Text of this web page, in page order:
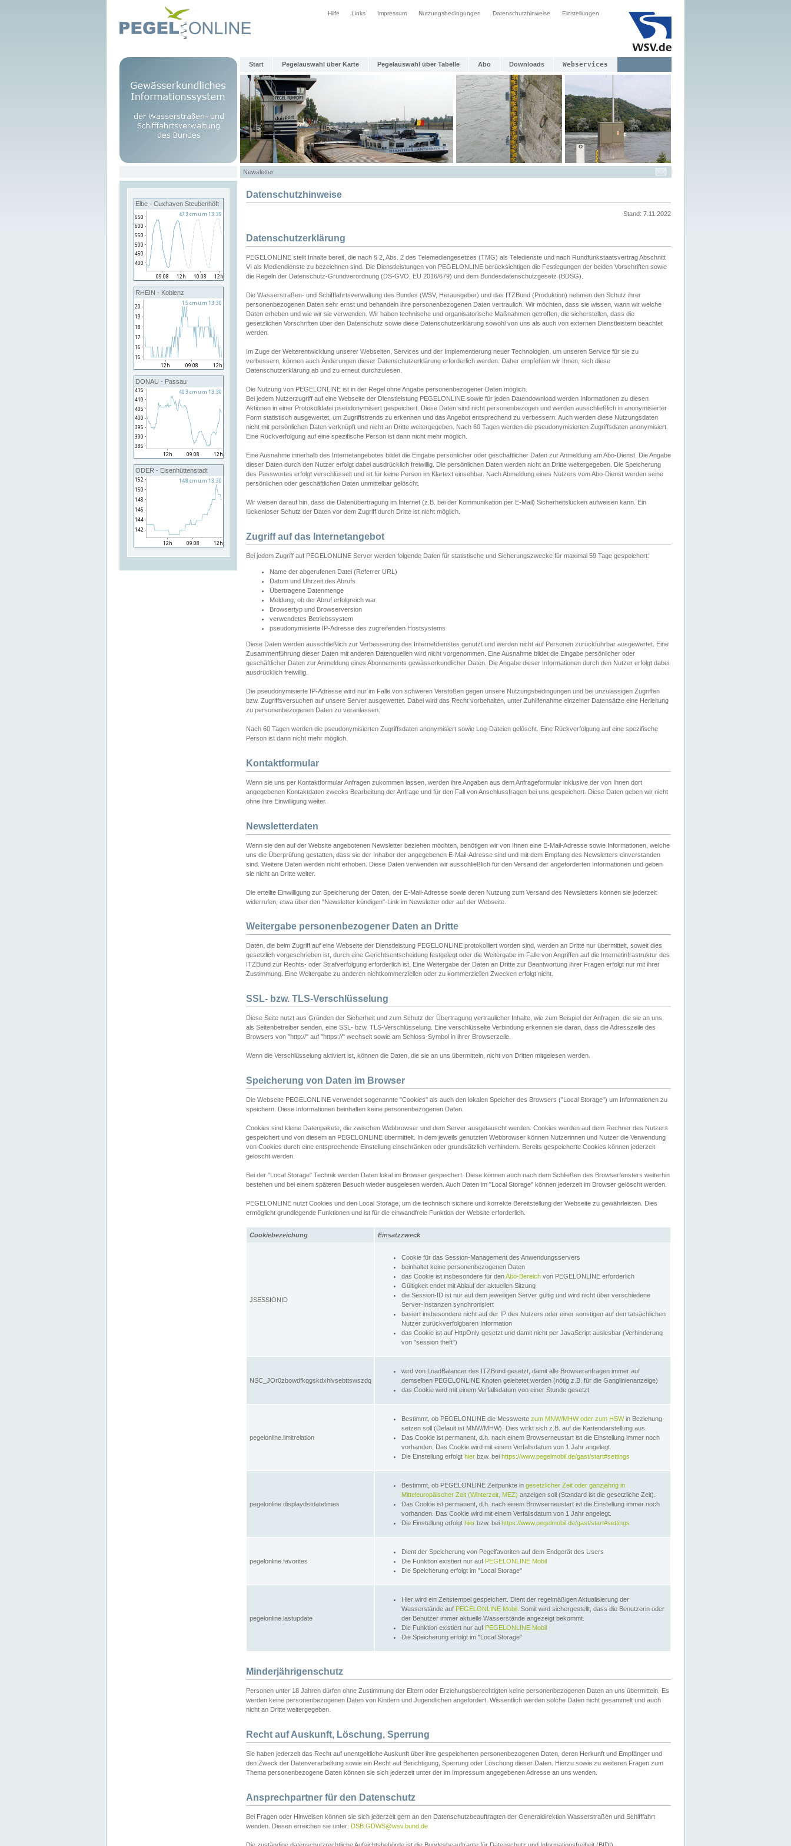
Hilfe Links Impressum Nutzungsbedingungen Datenschutzhinweise Einstellungen
Start Pegelauswahl über Karte Pegelauswahl über Tabelle Abo Downloads Webservices
Newsletter
Elbe - Cuxhaven Steubenhöft
RHEIN - Koblenz
DONAU - Passau
ODER - Eisenhüttenstadt
Datenschutzhinweise
Stand: 7.11.2022
Datenschutzerklärung
PEGELONLINE stellt Inhalte bereit, die nach § 2, Abs. 2 des Telemediengesetzes (TMG) als Teledienste und nach Rundfunkstaatsvertrag Abschnitt
VI als Mediendienste zu bezeichnen sind. Die Dienstleistungen von PEGELONLINE berücksichtigen die Festlegungen der beiden Vorschriften sowie
die Regeln der Datenschutz-Grundverordnung (DS-GVO, EU 2016/679) und dem Bundesdatenschutzgesetz (BDSG).
Die Wasserstraßen- und Schifffahrtsverwaltung des Bundes (WSV, Herausgeber) und das ITZBund (Produktion) nehmen den Schutz ihrer
personenbezogenen Daten sehr ernst und behandeln ihre personenbezogenen Daten vertraulich. Wir möchten, dass sie wissen, wann wir welche
Daten erheben und wie wir sie verwenden. Wir haben technische und organisatorische Maßnahmen getroffen, die sicherstellen, dass die
gesetzlichen Vorschriften über den Datenschutz sowie diese Datenschutzerklärung sowohl von uns als auch von externen Dienstleistern beachtet
werden.
Im Zuge der Weiterentwicklung unserer Webseiten, Services und der Implementierung neuer Technologien, um unseren Service für sie zu
verbessern, können auch Änderungen dieser Datenschutzerklärung erforderlich werden. Daher empfehlen wir Ihnen, sich diese
Datenschutzerklärung ab und zu erneut durchzulesen.
Die Nutzung von PEGELONLINE ist in der Regel ohne Angabe personenbezogener Daten möglich.
Bei jedem Nutzerzugriff auf eine Webseite der Dienstleistung PEGELONLINE sowie für jeden Datendownload werden Informationen zu diesen
Aktionen in einer Protokolldatei pseudonymisiert gespeichert. Diese Daten sind nicht personenbezogen und werden ausschließlich in anonymisierter
Form statistisch ausgewertet, um Zugriffstrends zu erkennen und das Angebot entsprechend zu verbessern. Auch werden diese Nutzungsdaten
nicht mit persönlichen Daten verknüpft und nicht an Dritte weitergegeben. Nach 60 Tagen werden die pseudonymisierten Zugriffsdaten anonymisiert.
Eine Rückverfolgung auf eine spezifische Person ist dann nicht mehr möglich.
Eine Ausnahme innerhalb des Internetangebotes bildet die Eingabe persönlicher oder geschäftlicher Daten zur Anmeldung am Abo-Dienst. Die Angabe
dieser Daten durch den Nutzer erfolgt dabei ausdrücklich freiwillig. Die persönlichen Daten werden nicht an Dritte weitergegeben. Die Speicherung
des Passwortes erfolgt verschlüsselt und ist für keine Person im Klartext einsehbar. Nach Abmeldung eines Nutzers vom Abo-Dienst werden seine
persönlichen oder geschäftlichen Daten unmittelbar gelöscht.
Wir weisen darauf hin, dass die Datenübertragung im Internet (z.B. bei der Kommunikation per E-Mail) Sicherheitslücken aufweisen kann. Ein
lückenloser Schutz der Daten vor dem Zugriff durch Dritte ist nicht möglich.
Zugriff auf das Internetangebot
Bei jedem Zugriff auf PEGELONLINE Server werden folgende Daten für statistische und Sicherungszwecke für maximal 59 Tage gespeichert:
Name der abgerufenen Datei (Referrer URL)
Datum und Uhrzeit des Abrufs
Übertragene Datenmenge
Meldung, ob der Abruf erfolgreich war
Browsertyp und Browserversion
verwendetes Betriebssystem
pseudonymisierte IP-Adresse des zugreifenden Hostsystems
Diese Daten werden ausschließlich zur Verbesserung des Internetdienstes genutzt und werden nicht auf Personen zurückführbar ausgewertet. Eine
Zusammenführung dieser Daten mit anderen Datenquellen wird nicht vorgenommen. Eine Ausnahme bildet die Eingabe persönlicher oder
geschäftlicher Daten zur Anmeldung eines Abonnements gewässerkundlicher Daten. Die Angabe dieser Informationen durch den Nutzer erfolgt dabei
ausdrücklich freiwillig.
Die pseudonymisierte IP-Adresse wird nur im Falle von schweren Verstößen gegen unsere Nutzungsbedingungen und bei unzulässigen Zugriffen
bzw. Zugriffsversuchen auf unsere Server ausgewertet. Dabei wird das Recht vorbehalten, unter Zuhilfenahme einzelner Datensätze eine Herleitung
zu personenbezogenen Daten zu veranlassen.
Nach 60 Tagen werden die pseudonymisierten Zugriffsdaten anonymisiert sowie Log-Dateien gelöscht. Eine Rückverfolgung auf eine spezifische
Person ist dann nicht mehr möglich.
Kontaktformular
Wenn sie uns per Kontaktformular Anfragen zukommen lassen, werden ihre Angaben aus dem Anfrageformular inklusive der von Ihnen dort
angegebenen Kontaktdaten zwecks Bearbeitung der Anfrage und für den Fall von Anschlussfragen bei uns gespeichert. Diese Daten geben wir nicht
ohne ihre Einwilligung weiter.
Newsletterdaten
Wenn sie den auf der Website angebotenen Newsletter beziehen möchten, benötigen wir von Ihnen eine E-Mail-Adresse sowie Informationen, welche
uns die Überprüfung gestatten, dass sie der Inhaber der angegebenen E-Mail-Adresse sind und mit dem Empfang des Newsletters einverstanden
sind. Weitere Daten werden nicht erhoben. Diese Daten verwenden wir ausschließlich für den Versand der angeforderten Informationen und geben
sie nicht an Dritte weiter.
Die erteilte Einwilligung zur Speicherung der Daten, der E-Mail-Adresse sowie deren Nutzung zum Versand des Newsletters können sie jederzeit
widerrufen, etwa über den "Newsletter kündigen"-Link im Newsletter oder auf der Webseite.
Weitergabe personenbezogener Daten an Dritte
Daten, die beim Zugriff auf eine Webseite der Dienstleistung PEGELONLINE protokolliert worden sind, werden an Dritte nur übermittelt, soweit dies
gesetzlich vorgeschrieben ist, durch eine Gerichtsentscheidung festgelegt oder die Weitergabe im Falle von Angriffen auf die Internetinfrastruktur des
ITZBund zur Rechts- oder Strafverfolgung erforderlich ist. Eine Weitergabe der Daten an Dritte zur Beantwortung ihrer Fragen erfolgt nur mit ihrer
Zustimmung. Eine Weitergabe zu anderen nichtkommerziellen oder zu kommerziellen Zwecken erfolgt nicht.
SSL- bzw. TLS-Verschlüsselung
Diese Seite nutzt aus Gründen der Sicherheit und zum Schutz der Übertragung vertraulicher Inhalte, wie zum Beispiel der Anfragen, die sie an uns
als Seitenbetreiber senden, eine SSL- bzw. TLS-Verschlüsselung. Eine verschlüsselte Verbindung erkennen sie daran, dass die Adresszeile des
Browsers von "http://" auf "https://" wechselt sowie am Schloss-Symbol in ihrer Browserzeile.
Wenn die Verschlüsselung aktiviert ist, können die Daten, die sie an uns übermitteln, nicht von Dritten mitgelesen werden.
Speicherung von Daten im Browser
Die Webseite PEGELONLINE verwendet sogenannte "Cookies" als auch den lokalen Speicher des Browsers ("Local Storage") um Informationen zu
speichern. Diese Informationen beinhalten keine personenbezogenen Daten.
Cookies sind kleine Datenpakete, die zwischen Webbrowser und dem Server ausgetauscht werden. Cookies werden auf dem Rechner des Nutzers
gespeichert und von diesem an PEGELONLINE übermittelt. In dem jeweils genutzten Webbrowser können Nutzerinnen und Nutzer die Verwendung
von Cookies durch eine entsprechende Einstellung einschränken oder grundsätzlich verhindern. Bereits gespeicherte Cookies können jederzeit
gelöscht werden.
Bei der "Local Storage" Technik werden Daten lokal im Browser gespeichert. Diese können auch nach dem Schließen des Browserfensters weiterhin
bestehen und bei einem späteren Besuch wieder ausgelesen werden. Auch Daten im "Local Storage" können jederzeit im Browser gelöscht werden.
PEGELONLINE nutzt Cookies und den Local Storage, um die technisch sichere und korrekte Bereitstellung der Webseite zu gewährleisten. Dies
ermöglicht grundlegende Funktionen und ist für die einwandfreie Funktion der Website erforderlich.
Cookiebezeichung Einsatzzweck
JSESSIONID
Cookie für das Session-Management des Anwendungsservers
beinhaltet keine personenbezogenen Daten
das Cookie ist insbesondere für denAbo-Bereich von PEGELONLINE erforderlich
Gültigkeit endet mit Ablauf der aktuellen Sitzung
die Session-ID ist nur auf dem jeweiligen Server gültig und wird nicht über verschiedene
Server-Instanzen synchronisiert
basiert insbesondere nicht auf der IP des Nutzers oder einer sonstigen auf den tatsächlichen
Nutzer zurückverfolgbaren Information
das Cookie ist auf HttpOnly gesetzt und damit nicht per JavaScript auslesbar (Verhinderung
von "session theft")
NSC_JOr0zbowdfkqgskdxhlvsebttswszdq
wird von LoadBalancer des ITZBund gesetzt, damit alle Browseranfragen immer auf
demselben PEGELONLINE Knoten geleitetet werden (nötig z.B. für die Ganglinienanzeige)
das Cookie wird mit einem Verfallsdatum von einer Stunde gesetzt
pegelonline.limitrelation
Bestimmt, ob PEGELONLINE die Messwerte zum MNW/MHW oder zum HSWin Beziehung
setzen soll (Default ist MNW/MHW). Dies wirkt sich z.B. auf die Kartendarstellung aus.
Das Cookie ist permanent, d.h. nach einem Browserneustart ist die Einstellung immer noch
vorhanden. Das Cookie wird mit einem Verfallsdatum von 1 Jahr angelegt.
Die Einstellung erfolgt hier bzw. bei https://www.pegelmobil.de/gast/start#settings
pegelonline.displaydstdatetimes
Bestimmt, ob PEGELONLINE Zeitpunkte in gesetzlicher Zeit oder ganzjährig in
Mitteleuropäischer Zeit (Winterzeit, MEZ) anzeigen soll (Standard ist die gesetzliche Zeit).
Das Cookie ist permanent, d.h. nach einem Browserneustart ist die Einstellung immer noch
vorhanden. Das Cookie wird mit einem Verfallsdatum von 1 Jahr angelegt.
Die Einstellung erfolgt hier bzw. bei https://www.pegelmobil.de/gast/start#settings
pegelonline.favorites
Dient der Speicherung von Pegelfavoriten auf dem Endgerät des Users
Die Funktion existiert nur auf PEGELONLINE Mobil
Die Speicherung erfolgt im "Local Storage"
pegelonline.lastupdate
Hier wird ein Zeitstempel gespeichert. Dient der regelmäßigen Aktualisierung der
Wasserstände auf PEGELONLINE Mobil . Somit wird sichergestellt, dass die Benutzerin oder
der Benutzer immer aktuelle Wasserstände angezeigt bekommt.
Die Funktion existiert nur auf PEGELONLINE Mobil
Die Speicherung erfolgt im "Local Storage"
Minderjährigenschutz
Personen unter 18 Jahren dürfen ohne Zustimmung der Eltern oder Erziehungsberechtigten keine personenbezogenen Daten an uns übermitteln. Es
werden keine personenbezogenen Daten von Kindern und Jugendlichen angefordert. Wissentlich werden solche Daten nicht gesammelt und auch
nicht an Dritte weitergegeben.
Recht auf Auskunft, Löschung, Sperrung
Sie haben jederzeit das Recht auf unentgeltliche Auskunft über ihre gespeicherten personenbezogenen Daten, deren Herkunft und Empfänger und
den Zweck der Datenverarbeitung sowie ein Recht auf Berichtigung, Sperrung oder Löschung dieser Daten. Hierzu sowie zu weiteren Fragen zum
Thema personenbezogene Daten können sie sich jederzeit unter der im Impressum angegebenen Adresse an uns wenden.
Ansprechpartner für den Datenschutz
Bei Fragen oder Hinweisen können sie sich jederzeit gern an den Datenschutzbeauftragten der Generaldirektion Wasserstraßen und Schifffahrt
wenden. Diesen erreichen sie unter: DSB.GDWS@wsv.bund.de